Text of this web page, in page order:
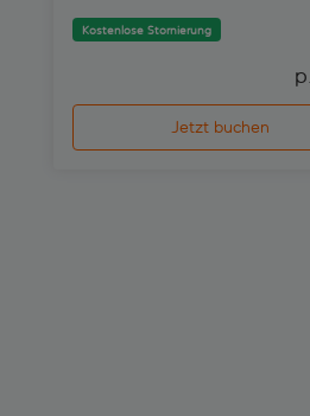
Kostenlose Stornierung
Jetzt buchen